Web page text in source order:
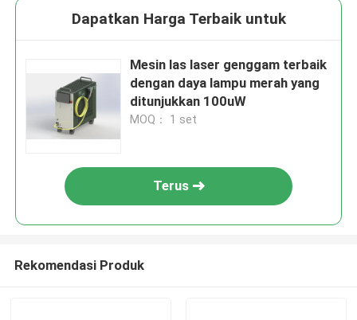
Dapatkan Harga Terbaik untuk
Mesin las laser genggam terbaik
dengan daya lampu merah yang
ditunjukkan 100uW
MOQ： 1 set
Terus
Rekomendasi Produk